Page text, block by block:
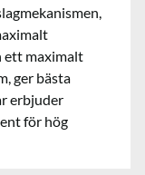
ett maximalt
ger bästa
erbjuder
för hög